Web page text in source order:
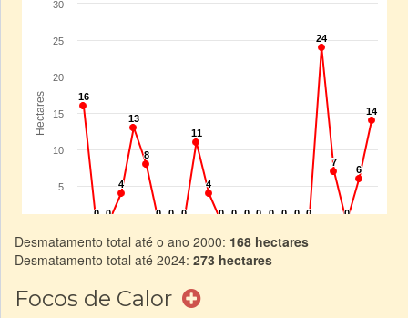
Desmatamento total até o ano 2000: 168 hectares
Desmatamento total até 2024: 273 hectares
Focos de Calor